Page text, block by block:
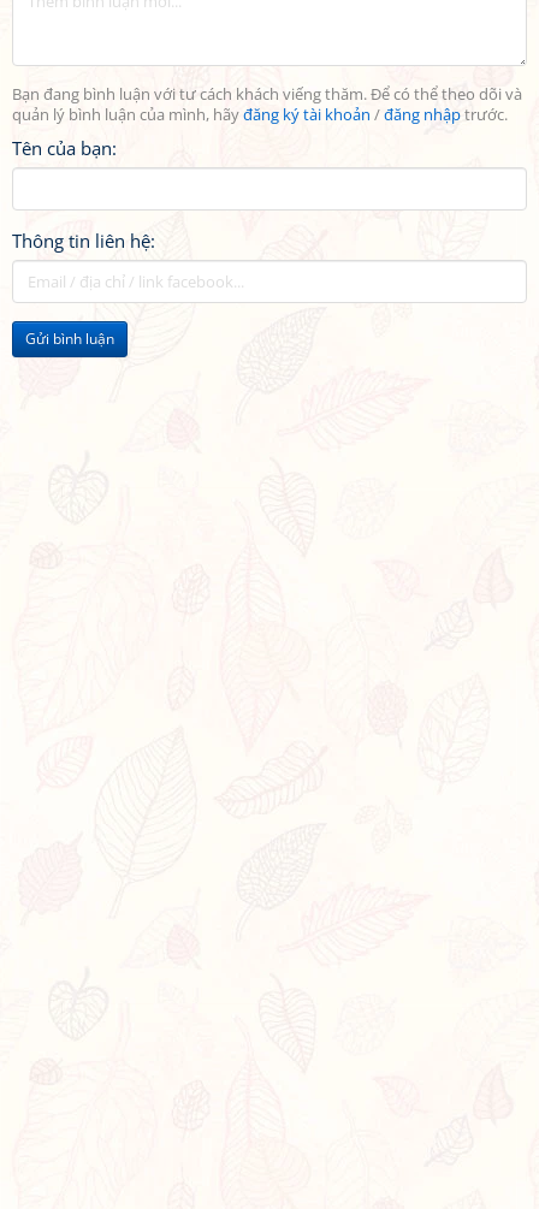
Bạn đang bình luận với tư cách khách viếng thăm. Để có thể theo dõi và
quản lý bình luận của mình, hãyđăng ký tài khoản /đăng nhậptrước.
Tên của bạn:
Thông tin liên hệ:
Gửi bình luận